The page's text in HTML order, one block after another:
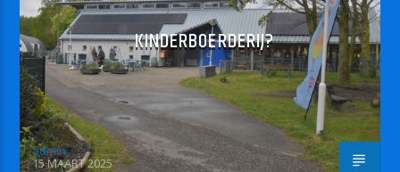
KINDERBOERDERIJ?
admin
15 MAART 2025